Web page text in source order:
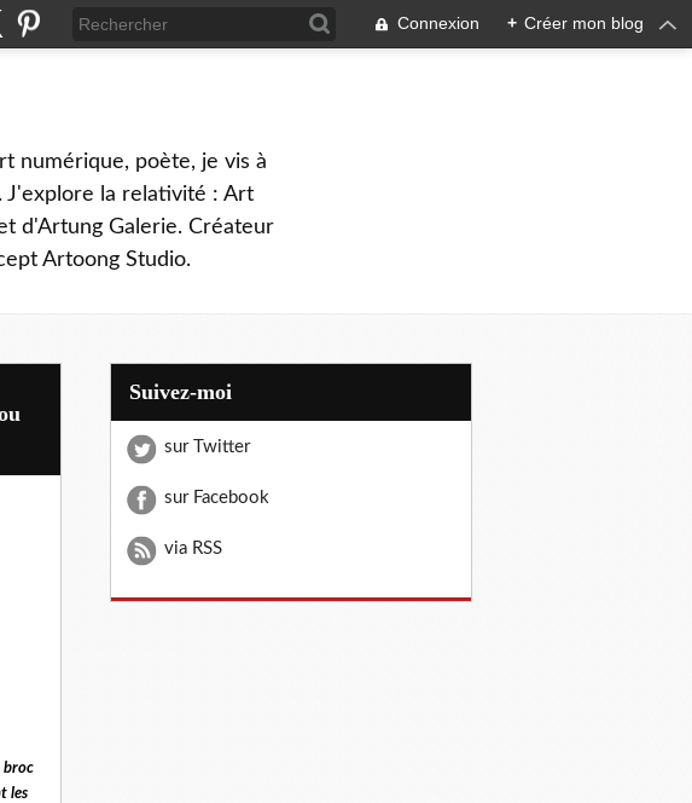
Connexion + Créer mon blog
numérique, poète, je vis à
J'explore la relativité : Art
d'Artung Galerie. Créateur
Artoong Studio.
broc
les
Suivez-moi
sur Twitter
sur Facebook
via RSS